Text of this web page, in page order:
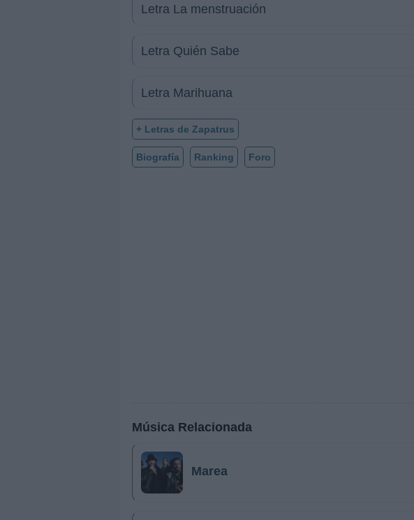
Letra La menstruación
Letra Quién Sabe
Letra Marihuana
+ Letras de Zapatrus
Biografía Ranking Foro
Música Relacionada
Marea